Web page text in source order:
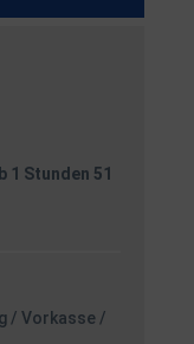
1 Stunden 51
/ Vorkasse /